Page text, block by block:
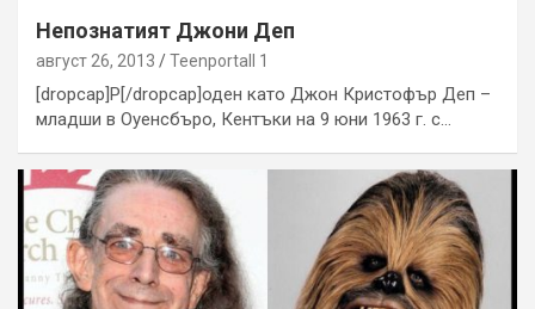
Непознатият Джони Деп
август 26, 2013 Teenportall 1
[dropcap]Р[/dropcap]оден като Джон Кристофър Деп –
младши в Оуенсбъро, Кентъки на 9 юни 1963 г. с…